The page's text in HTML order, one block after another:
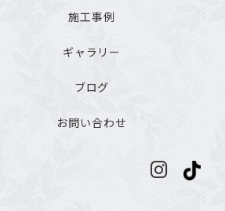
施工事例
ギャラリー
ブログ
お問い合わせ